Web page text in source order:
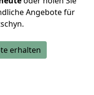
Angebote für
erhalten